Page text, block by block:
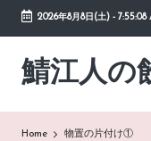
Skip
content
2026年8月8日(土)- 7:55:09
鯖江人の
日々
の
Home 物置の片付け①